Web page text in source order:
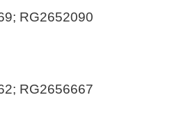
RG2652090
RG2656667